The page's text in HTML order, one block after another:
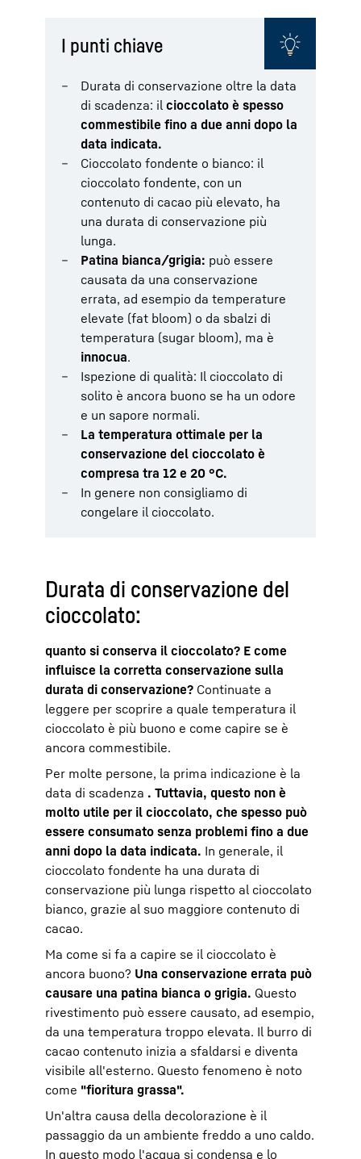
I punti chiave
Durata di conservazione oltre la data
di scadenza: il cioccolato è spesso
commestibile fino a due anni dopo la
data indicata.
Cioccolato fondente o bianco: il
cioccolato fondente, con un
contenuto di cacao più elevato, ha
una durata di conservazione più
lunga.
Patina bianca/grigia: può essere
causata da una conservazione
errata, ad esempio da temperature
elevate (fat bloom) o da sbalzi di
temperatura (sugar bloom), ma è
innocua.
Ispezione di qualità: Il cioccolato di
solito è ancora buono se ha un odore
e un sapore normali.
La temperatura ottimale per la
conservazione del cioccolato è
compresa tra 12 e 20 °C.
In genere non consigliamo di
congelare il cioccolato.
Durata di conservazione del
cioccolato:
quanto si conserva il cioccolato? E come
influisce la corretta conservazione sulla
durata di conservazione? Continuate a
leggere per scoprire a quale temperatura il
cioccolato è più buono e come capire se è
ancora commestibile.
Per molte persone, la prima indicazione è la
data di scadenza . Tuttavia, questo non è
molto utile per il cioccolato, che spesso può
essere consumato senza problemi fino a due
anni dopo la data indicata. In generale, il
cioccolato fondente ha una durata di
conservazione più lunga rispetto al cioccolato
bianco, grazie al suo maggiore contenuto di
cacao.
Ma come si fa a capire se il cioccolato è
ancora buono? Una conservazione errata può
causare una patina bianca o grigia. Questo
rivestimento può essere causato, ad esempio,
da una temperatura troppo elevata. Il burro di
cacao contenuto inizia a sfaldarsi e diventa
visibile all'esterno. Questo fenomeno è noto
come "fioritura grassa".
Un'altra causa della decolorazione è il
passaggio da un ambiente freddo a uno caldo.
In questo modo l'acqua si condensa e lo